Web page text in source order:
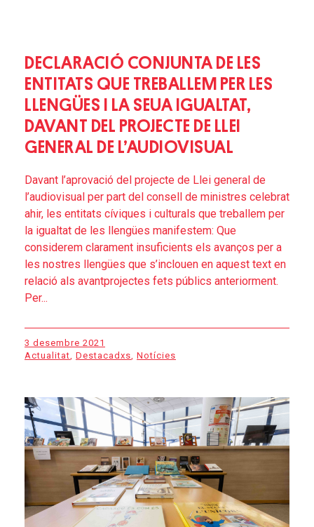
DECLARACIÓ CONJUNTA DE LES
ENTITATS QUE TREBALLEM PER LES
LLENGÜES I LA SEUA IGUALTAT,
DAVANT DEL PROJECTE DE LLEI
GENERAL DE L’AUDIOVISUAL
Davant l’aprovació del projecte de Llei general de
l’audiovisual per part del consell de ministres celebrat
ahir, les entitats cíviques i culturals que treballem per
la igualtat de les llengües manifestem: Que
considerem clarament insuficients els avanços per a
les nostres llengües que s’inclouen en aquest text en
relació als avantprojectes fets públics anteriorment.
Per...
3 desembre 2021
Actualitat, Destacadxs, Notícies